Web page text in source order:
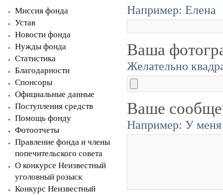
Миссия фонда
Устав
Новости фонда
Нужды фонда
Статистика
Благодарности
Спонсоры
Официальные данные
Поступления средств
Помощь фонду
Фотоотчеты
Правление фонда и члены
попечительского совета
О конкурсе Неизвестный
уголовный розыск
Конкурс Неизвестный
Например: Елена
Ваша
Желательно
Ваше
Например: У меня